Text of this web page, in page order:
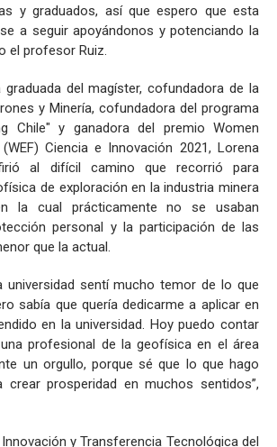
y graduados, así que espero que esta
a seguir apoyándonos y potenciando la
el profesor Ruiz.
del magíster, cofundadora de la
y Minería, cofundadora del programa
Chile" y ganadora del premio Women
Ciencia e Innovación 2021, Lorena
al difícil camino que recorrió para
de exploración en la industria minera
la cual prácticamente no se usaban
personal y la participación de las
que la actual.
universidad sentí mucho temor de lo que
sabía que quería dedicarme a aplicar en
en la universidad. Hoy puedo contar
profesional de la geofísica en el área
un orgullo, porque sé que lo que hago
prosperidad en muchos sentidos”,
y Transferencia Tecnológica del